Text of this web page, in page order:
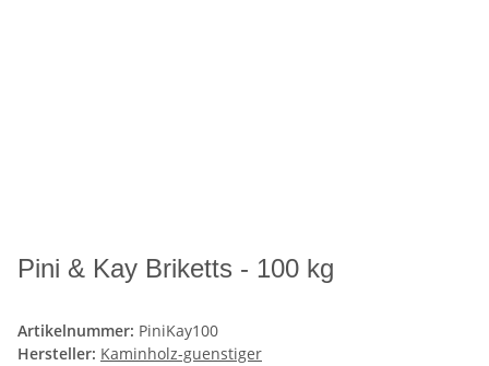
Pini & Kay Briketts - 100 kg
Artikelnummer: PiniKay100
Hersteller: Kaminholz-guenstiger